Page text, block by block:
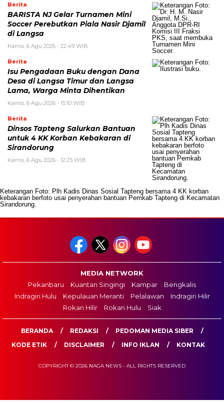
Berita
BARISTA NJ Gelar Turnamen Mini
Soccer Perebutkan Piala Nasir Djamil
di Langsa
Kamis, 6 Agu 2026 - 22:49 WIB
Berita
Isu Pengadaan Buku dengan Dana
Desa di Langsa Timur dan Langsa
Lama, Warga Minta Dihentikan
Kamis, 6 Agu 2026 - 15:10 WIB
Berita
Dinsos Tapteng Salurkan Bantuan
untuk 4 KK Korban Kebakaran di
Sirandorung
Kamis, 6 Agu 2026 - 12:25 WIB
Keterangan Foto: Plh Kadis Dinas Sosial Tapteng bersama 4 KK korban
kebakaran berfoto usai penyerahan bantuan Pemkab Tapteng di Kecamatan
Sirandorung.
MEDIA NETWORK
Pekanbaru
Kuantan Singingi Kampar
Bengkalis
Indragiri Hulu
Kepulauan Meranti Pelalawan
Indragiri Hilir
Rokan Hilir
Rokan Hulu Siak
BERANDA REDAKSI
PEDOMAN MEDIA SIBER
KODE ETIK
DISCLAIMER INFO IKLAN KONTAK
COPYRIGHT © 2026 NAGA NEWS - ALL RIGHTS RESERVED